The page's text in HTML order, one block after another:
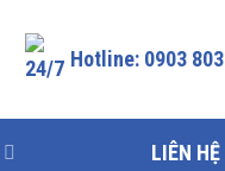
Hotline: 0903
LIÊN HỆ